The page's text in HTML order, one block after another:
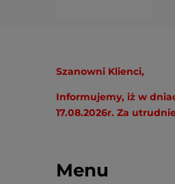
Szanowni Klienci,
Informujemy, iż w
17.08.2026r. Za
Menu